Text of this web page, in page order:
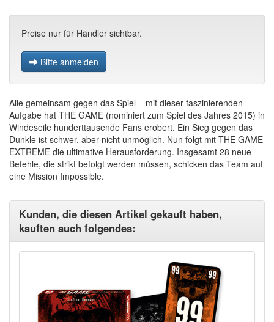
Preise nur für Händler sichtbar.
Bitte anmelden
Alle gemeinsam gegen das Spiel – mit dieser faszinierenden
Aufgabe hat THE GAME (nominiert zum Spiel des Jahres 2015) in
Windeseile hunderttausende Fans erobert. Ein Sieg gegen das
Dunkle ist schwer, aber nicht unmöglich. Nun folgt mit THE GAME
EXTREME die ultimative Herausforderung. Insgesamt 28 neue
Befehle, die strikt befolgt werden müssen, schicken das Team auf
eine Mission Impossible.
Kunden, die diesen Artikel gekauft haben,
kauften auch folgendes: